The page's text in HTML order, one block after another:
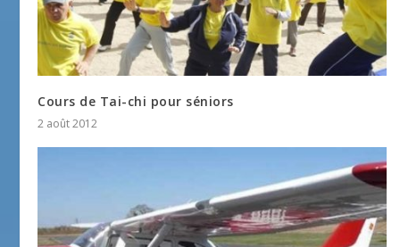
Cours de Tai-chi pour séniors
2 août 2012